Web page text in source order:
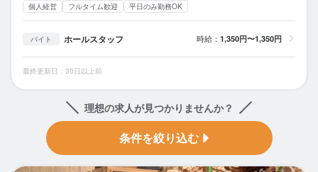
個人経営 フルタイム歓迎 平日のみ勤務OK
バイト ホールスタッフ 時給： 1,350円〜1,350円
最終更新日：30日以上前
理想の求人が見つかりませんか？
条件を絞り込む